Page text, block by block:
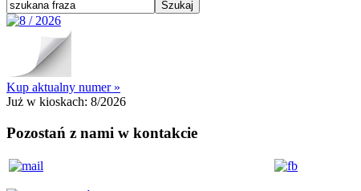
Kup aktualny numer »
Już w kioskach: 8/2026
Pozostań z nami w kontakcie